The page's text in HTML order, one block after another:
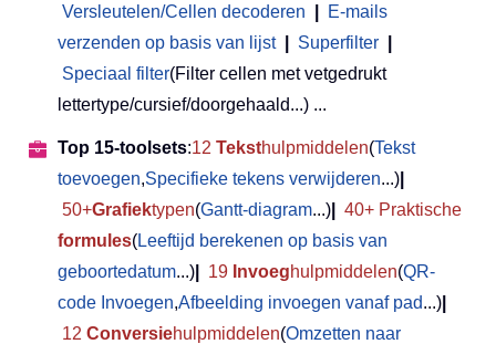
Versleutelen/Cellen decoderen
E-mails
verzenden op basis van lijst
Superfilter
Speciaal filter(Filter cellen met vetgedrukt
lettertype/cursief/doorgehaald...) ...
Top 15-toolsets:12 Teksthulpmiddelen(Tekst
toevoegen,Specifieke tekens verwijderen...)
50+Grafiektypen(Gantt-diagram...)
40+ Praktische
formules(Leeftijd berekenen op basis van
geboortedatum...) 19 Invoeghulpmiddelen(QR-
code Invoegen,Afbeelding invoegen vanaf pad...)
12 Conversiehulpmiddelen(Omzetten naar